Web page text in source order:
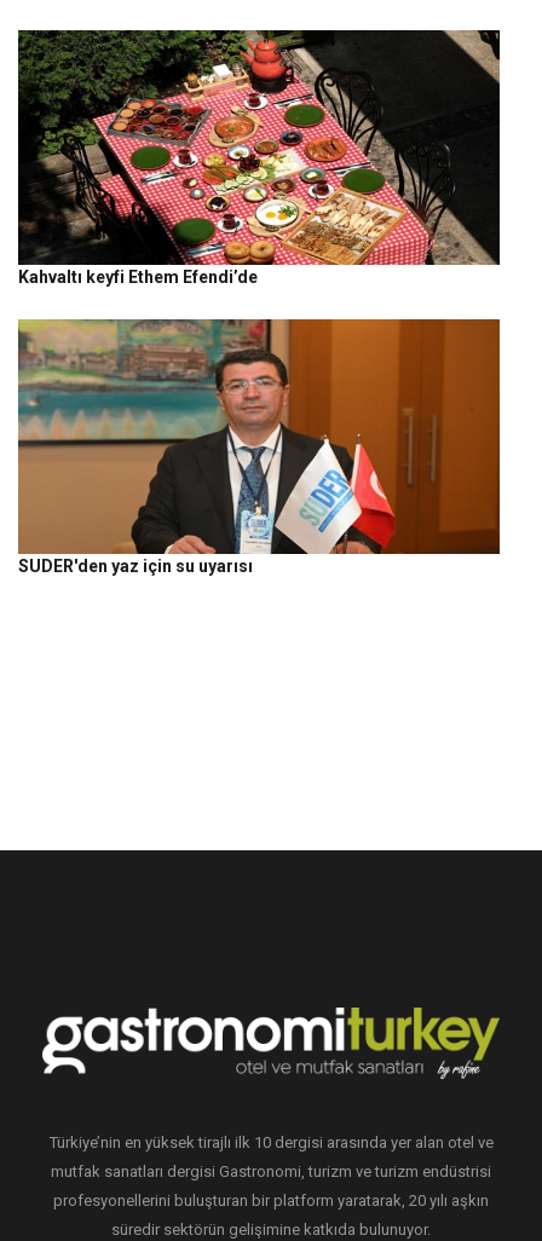
Kahvaltı keyfi Ethem Efendi’de
SUDER'den yaz için su uyarısı
Türkiye’nin en yüksek tirajlı ilk 10 dergisi arasında yer alan otel ve
mutfak sanatları dergisi Gastronomi, turizm ve turizm endüstrisi
profesyonellerini buluşturan bir platform yaratarak, 20 yılı aşkın
süredir sektörün gelişimine katkıda bulunuyor.